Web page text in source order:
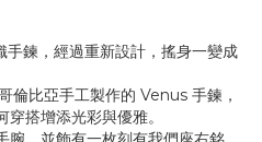
鍊，經過重新設計，搖身一變成
倫比亞手工製作的 Venus 手鍊，
搭增添光彩與優雅。